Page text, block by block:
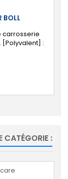
BOLL
carrosserie
:
acier,
[Rebouche et
pour
en 3
CATÉGORIE :